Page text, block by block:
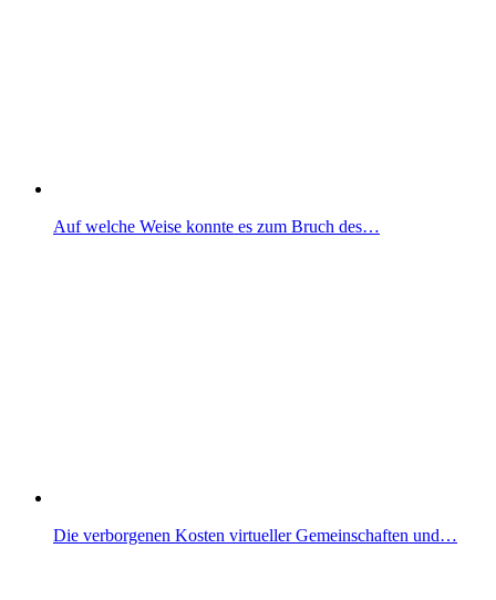
Auf welche Weise konnte es zum Bruch des…
Die verborgenen Kosten virtueller Gemeinschaften und…